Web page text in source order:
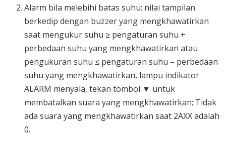
Alarm bila melebihi batas suhu: nilai tampilan
berkedip dengan buzzer yang mengkhawatirkan
saat mengukur suhu ≥ pengaturan suhu +
perbedaan suhu yang mengkhawatirkan atau
pengukuran suhu ≤ pengaturan suhu – perbedaan
suhu yang mengkhawatirkan, lampu indikator
ALARM menyala, tekan tombol ▼ untuk
membatalkan suara yang mengkhawatirkan; Tidak
ada suara yang mengkhawatirkan saat 2AXX adalah
0.